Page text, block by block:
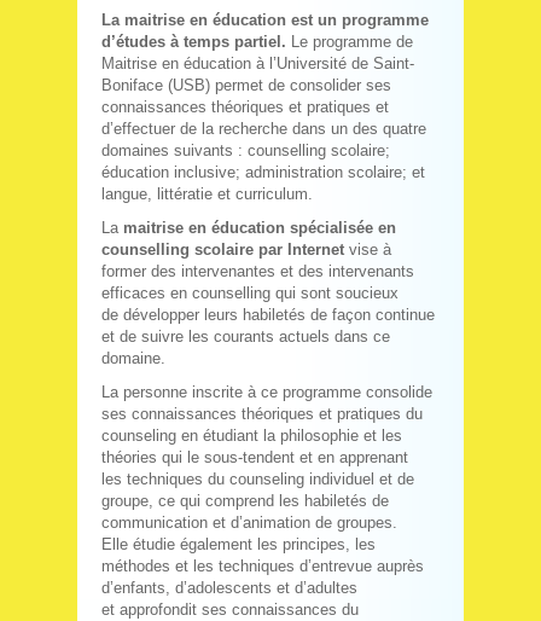
La maitrise en éducation est un programme
d’études à temps partiel. Le programme de
Maitrise en éducation à l’Université de Saint-
Boniface (USB) permet de consolider ses
connaissances théoriques et pratiques et
d’effectuer de la recherche dans un des quatre
domaines suivants : counselling scolaire;
éducation inclusive; administration scolaire; et
langue, littératie et curriculum.
La maitrise en éducation spécialisée en
counselling scolaire par Internet vise à
former des intervenantes et des intervenants
efficaces en counselling qui sont soucieux
de développer leurs habiletés de façon continue
et de suivre les courants actuels dans ce
domaine.
La personne inscrite à ce programme consolide
ses connaissances théoriques et pratiques du
counseling en étudiant la philosophie et les
théories qui le sous-tendent et en apprenant
les techniques du counseling individuel et de
groupe, ce qui comprend les habiletés de
communication et d’animation de groupes.
Elle étudie également les principes, les
méthodes et les techniques d’entrevue auprès
d’enfants, d’adolescents et d’adultes
et approfondit ses connaissances du